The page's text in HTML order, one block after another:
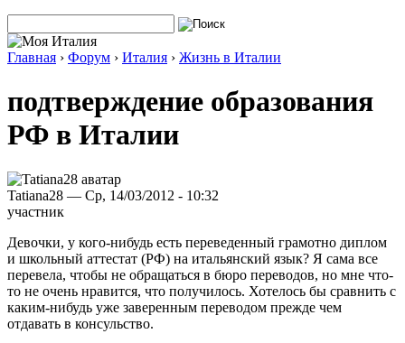
Главная › Форум › Италия › Жизнь в Италии
подтверждение образования
РФ в Италии
Tatiana28 — Ср, 14/03/2012 - 10:32
участник
Девочки, у кого-нибудь есть переведенный грамотно диплом
и школьный аттестат (РФ) на итальянский язык? Я сама все
перевела, чтобы не обращаться в бюро переводов, но мне что-
то не очень нравится, что получилось. Хотелось бы сравнить с
каким-нибудь уже заверенным переводом прежде чем
отдавать в консульство.